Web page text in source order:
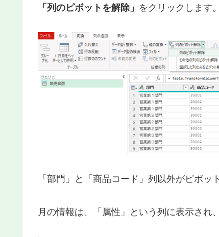
「列のピボットを解除」 をクリックします。
「部門」と「商品コード」列以外がピボッ
月の情報は、「属性」という列に表示され